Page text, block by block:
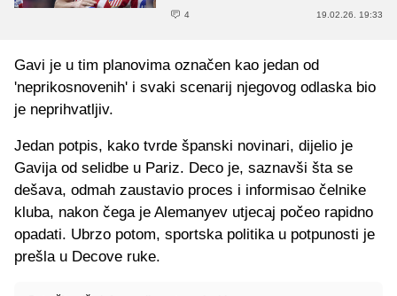
4 19.02.26. 19:33
Gavi je u tim planovima označen kao jedan od
'neprikosnovenih' i svaki scenarij njegovog odlaska bio
je neprihvatljiv.
Jedan potpis, kako tvrde španski novinari, dijelio je
Gavija od selidbe u Pariz. Deco je, saznavši šta se
dešava, odmah zaustavio proces i informisao čelnike
kluba, nakon čega je Alemanyev utjecaj počeo rapidno
opadati. Ubrzo potom, sportska politika u potpunosti je
prešla u Decove ruke.